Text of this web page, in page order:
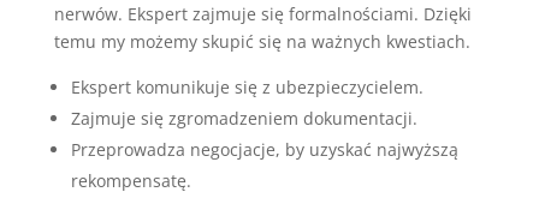
nerwów. Ekspert zajmuje się formalnościami. Dzięki
temu my możemy skupić się na ważnych kwestiach.
Ekspert komunikuje się z ubezpieczycielem.
Zajmuje się zgromadzeniem dokumentacji.
Przeprowadza negocjacje, by uzyskać najwyższą
rekompensatę.